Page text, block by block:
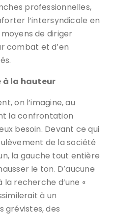
professionnelles,
l’intersyndicale en
de diriger
combat et d’en
à la hauteur
on l’imagine, au
la confrontation
besoin. Devant ce qui
de la société
la gauche tout entière
le ton. D’aucune
la recherche d’une «
à un
grévistes, des